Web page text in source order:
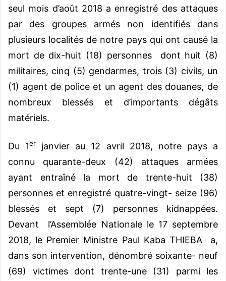
seul mois d’août 2018 a enregistré des attaques
par des groupes armés non identifiés dans
plusieurs localités de notre pays qui ont causé la
mort de dix-huit (18) personnes dont huit (8)
militaires, cinq (5) gendarmes, trois (3) civils, un
(1) agent de police et un agent des douanes, de
nombreux blessés et d’importants dégâts
matériels.
Du 1er
janvier au 12 avril 2018, notre pays a
connu quarante-deux (42) attaques armées
ayant entraîné la mort de trente-huit (38)
personnes et enregistré quatre-vingt- seize (96)
blessés et sept (7) personnes kidnappées.
Devant l’Assemblée Nationale le 17 septembre
2018, le Premier Ministre Paul Kaba THIEBA a,
dans son intervention, dénombré soixante- neuf
(69) victimes dont trente-une (31) parmi les